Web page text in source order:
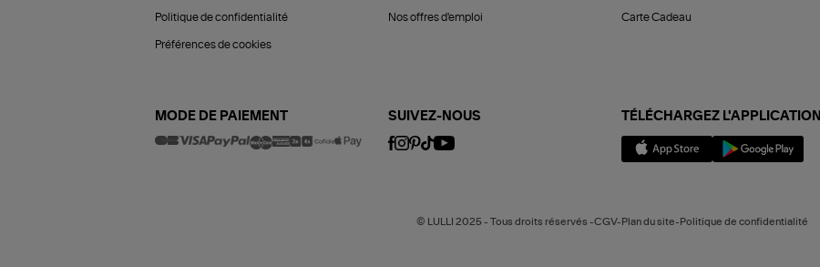
Politique de confidentialité
Préférences de cookies
Nos offres d'emploi Carte Cadeau
MODE DE PAIEMENT SUIVEZ-NOUS TÉLÉCHARGEZ L'APPLICATION
© LULLI 2025 - Tous droits réservés -CGV-Plan du site-Politique de confidentialité